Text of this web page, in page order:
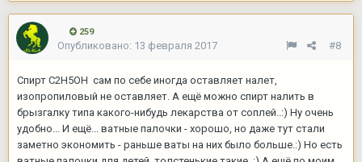
259
#8
Опубликовано: 13 февраля 2017
Спирт C2H5OH сам по себе иногда оставляет налет,
изопропиловый не оставляет. А ещё можно спирт налить в
брызгалку типа какого-нибудь лекарства от соплей..:) Ну очень
удобно... И ещё... ватные палочки - хорошо, но даже тут стали
заметно экономить - раньше ваты на них было больше.:) Но есть